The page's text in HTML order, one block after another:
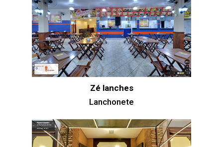
Zé lanches
Lanchonete